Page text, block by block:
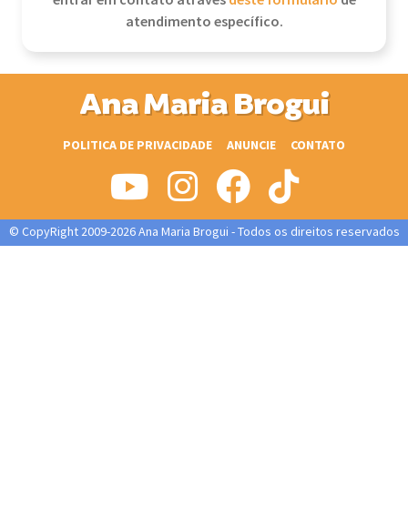
atendimento específico.
Ana Maria Brogui
POLITICA DE PRIVACIDADE ANUNCIE CONTATO
© CopyRight 2009-2026 Ana Maria Brogui - Todos os direitos reservados